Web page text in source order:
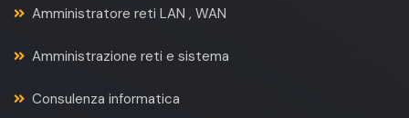
Amministratore reti LAN , WAN
Amministrazione reti e sistema
Consulenza informatica